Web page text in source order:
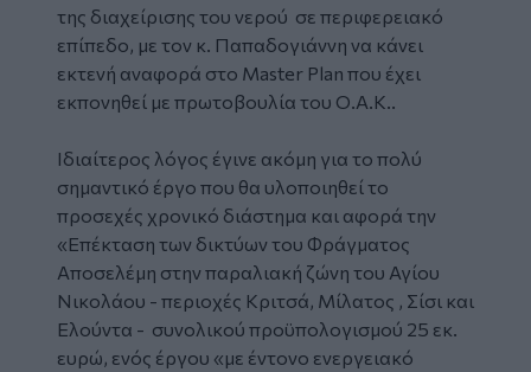
της διαχείρισης του νερού σε περιφερειακό
επίπεδο, με τον κ. Παπαδογιάννη να κάνει
εκτενή αναφορά στο Master Plan που έχει
εκπονηθεί με πρωτοβουλία του Ο.Α.Κ..
Ιδιαίτερος λόγος έγινε ακόμη για το πολύ
σημαντικό έργο που θα υλοποιηθεί το
προσεχές χρονικό διάστημα και αφορά την
«Επέκταση των δικτύων του Φράγματος
Αποσελέμη στην παραλιακή ζώνη του Αγίου
Νικολάου - περιοχές Κριτσά, Μίλατος , Σίσι και
Ελούντα - συνολικού προϋπολογισμού 25 εκ.
ευρώ, ενός έργου «με έντονο ενεργειακό